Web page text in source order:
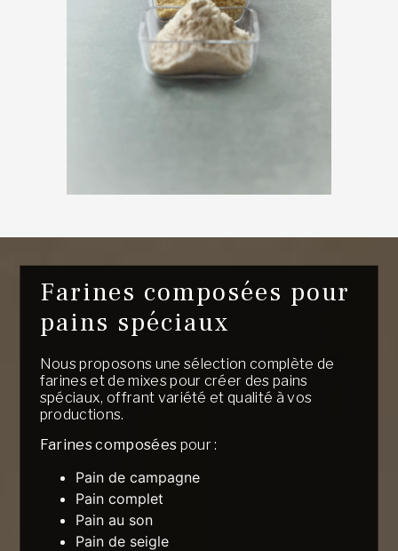
Farines composées pour
pains spéciaux
Nous proposons une sélection complète de
farines et de mixes pour créer des pains
spéciaux, offrant variété et qualité à vos
productions.
Farines composées pour :
Pain de campagne
Pain complet
Pain au son
Pain de seigle